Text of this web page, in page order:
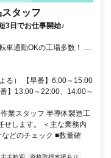
タッフ
3日でお仕事開始♪
車通勤OKの工場多数！ ★
る） 【早番】6:00～15:00
】13:00～22:00、14:00～
業スタッフ 半導体製造工
せします。 ＜主な業務内
どのチェック ■数量確